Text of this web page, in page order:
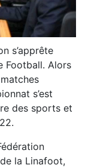
s’apprête
Football. Alors
s’est
des sports et
la Linafoot,